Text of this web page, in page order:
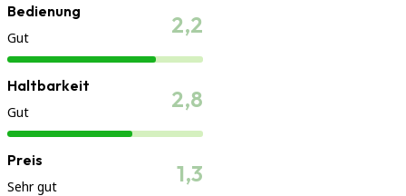
Bedienung
Gut 2,2
Haltbarkeit
Gut 2,8
Preis
Sehr gut 1,3